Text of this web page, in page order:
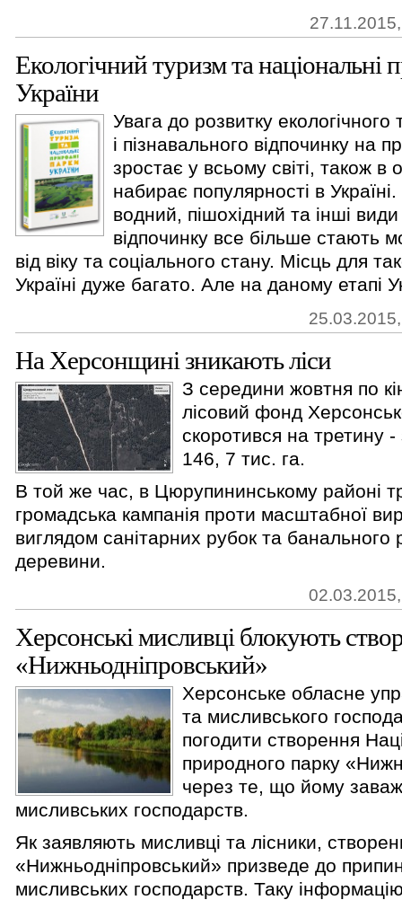
Екологічний туризм та національні
України
Увага до розвитку екологічного
і пізнавального відпочинку на
зростає у всьому світі, також в
набирає популярності в
водний, пішохідний та інші
відпочинку все більше стають
від віку та соціального стану. Місць для
Україні дуже багато. Але на даному етапі
На Херсонщині зникають ліси
З середини жовтня по
лісовий фонд
скоротився на третину
146, 7 тис. га.
В той же час, в Цюрупининському районі
громадська кампанія проти масштабної
виглядом санітарних рубок та банального
деревини.
Херсонські мисливці блокують
«Нижньодніпровський»
Херсонське обласне
та мисливського
погодити створення
природного парку
через те, що йому
мисливських господарств.
Як заявляють мисливці та лісники,
«Нижньодніпровський» призведе до
мисливських господарств. Таку